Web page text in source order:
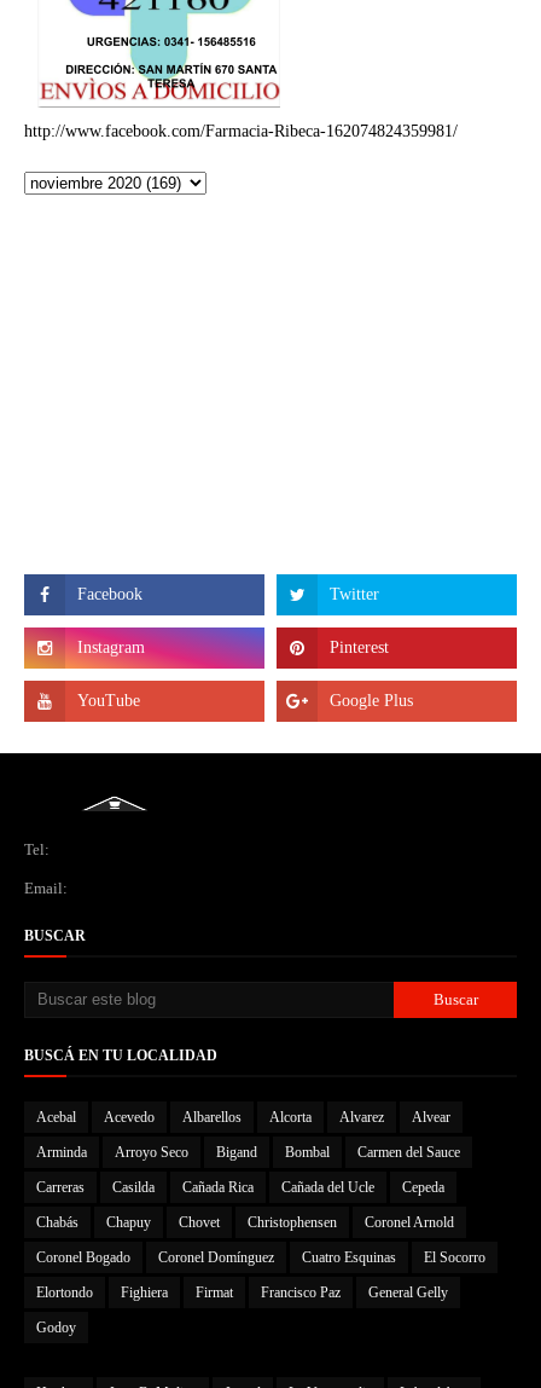
http://www.facebook.com/Farmacia-Ribeca-162074824359981/
Tel:
Email:
BUSCAR
BUSCÁ EN TU LOCALIDAD
Acebal Acevedo Albarellos Alcorta Alvarez Alvear
Arminda Arroyo Seco Bigand Bombal Carmen del Sauce
Carreras Casilda Cañada Rica Cañada del Ucle Cepeda
Chabás Chapuy Chovet Christophensen Coronel Arnold
Coronel Bogado Coronel Domínguez Cuatro Esquinas El Socorro
Elortondo Fighiera Firmat Francisco Paz General Gelly
Godoy